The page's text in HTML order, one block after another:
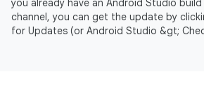
you already have an Android Studio
channel, you can get the update by
for Updates (or Android Studio &gt;